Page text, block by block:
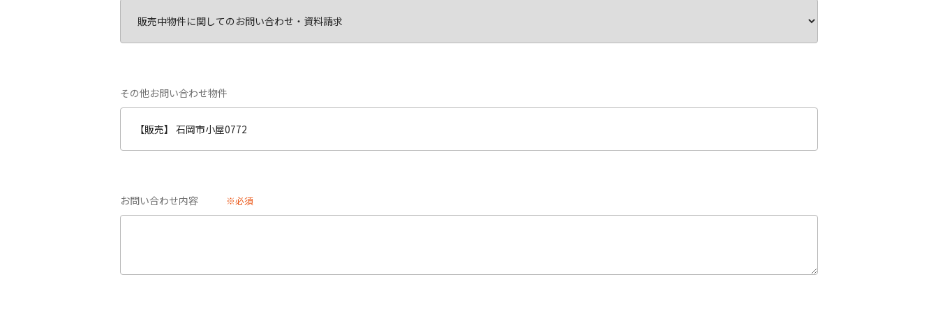
その他お問い合わせ物件
お問い合わせ内容 ※必須